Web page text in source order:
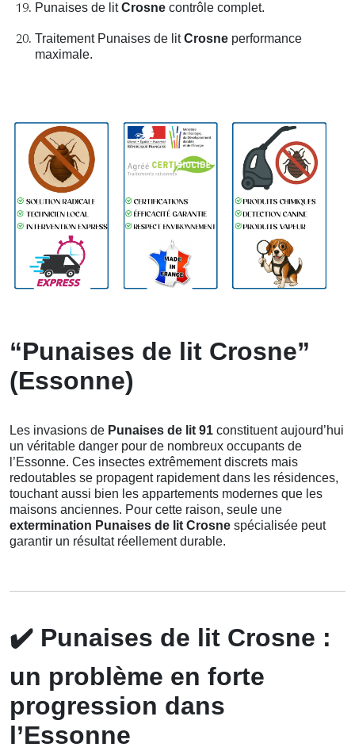
Punaises de litCrosne contrôle complet.
Traitement Punaises de litCrosne performance
maximale.
“Punaises de lit Crosne”
(Essonne)
Les invasions de Punaises de lit 91 constituent aujourd’hui
un véritable danger pour de nombreux occupants de
l’Essonne. Ces insectes extrêmement discrets mais
redoutables se propagent rapidement dans les résidences,
touchant aussi bien les appartements modernes que les
maisons anciennes. Pour cette raison, seule une
extermination Punaises de lit Crosne spécialisée peut
garantir un résultat réellement durable.
✔️ Punaises de lit Crosne :
un problème en forte
progression dans
l’Essonne